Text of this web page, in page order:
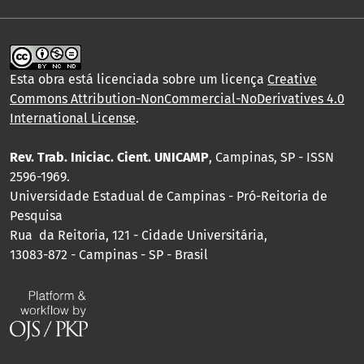
Esta obra está licenciada sobre um licença Creative
Commons Attribution-NonCommercial-NoDerivatives 4.0
International License.
Rev. Trab. Iniciac. Cient. UNICAMP, Campinas, SP - ISSN
2596-1969.
Universidade Estadual de Campinas - Pró-Reitoria de
Pesquisa
Rua da Reitoria, 121 - Cidade Universitária,
13083-872 - Campinas - SP - Brasil